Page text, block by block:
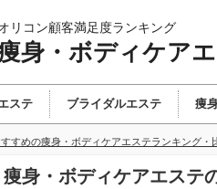
リコン顧客満足度ランキング
身・ボディケア
ステ ブライダルエステ 痩
すすめの痩身・ボディケアエステランキング・
痩身・ボディケアエス